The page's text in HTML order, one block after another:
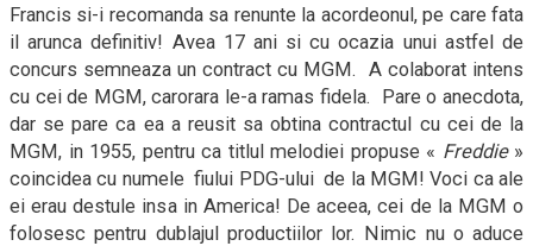
Francis si-i recomanda sa renunte la acordeonul, pe care fata
il arunca definitiv! Avea 17 ani si cu ocazia unui astfel de
concurs semneaza un contract cu MGM.
A colaborat intens
cu cei de MGM, carorara le-a ramas fidela.
Pare o anecdota,
dar se pare ca ea a reusit sa obtina contractul cu cei de la
MGM, in 1955, pentru ca titlul melodiei propuse « Freddie »
coincidea cu numele fiului PDG-ului de la MGM! Voci ca ale
ei erau destule insa in America! De aceea, cei de la MGM o
folosesc pentru dublajul productiilor lor. Nimic nu o aduce